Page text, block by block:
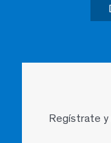
Regístrate y